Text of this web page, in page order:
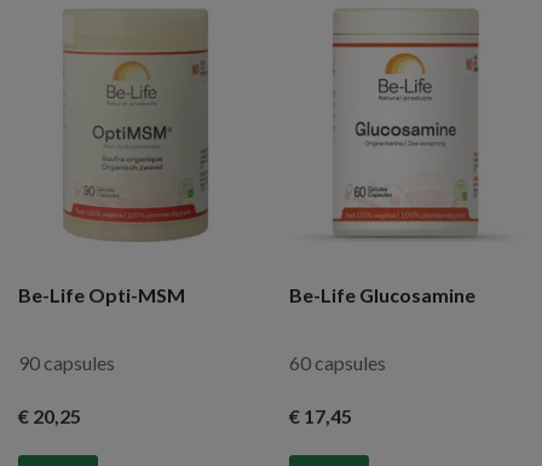
Be-Life Opti-MSM
90 capsules
€ 20,25
Be-Life Glucosamine
60 capsules
€ 17,45